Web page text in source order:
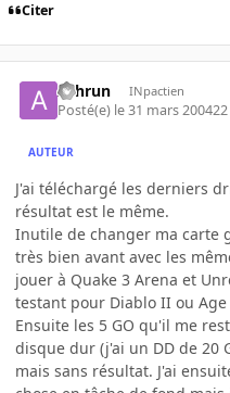
Citer
Athrun INpactien
Posté(e) le 31 mars 200422
AUTEUR
J'ai téléchargé les derniers
résultat est le même.
Inutile de changer ma carte
très bien avant avec les
jouer à Quake 3 Arena et
testant pour Diablo II ou
Ensuite les 5 GO qu'il me
disque dur (j'ai un DD de 20
mais sans résultat. J'ai